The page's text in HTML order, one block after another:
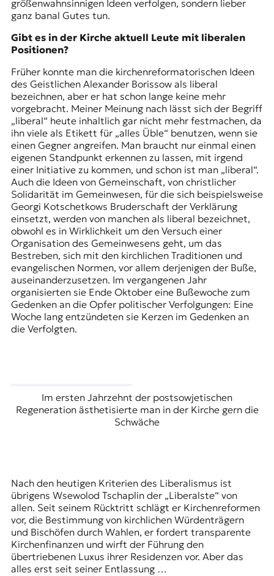
größenwahnsinnigen Ideen verfolgen, sondern lieber
ganz banal Gutes tun.
Gibt es in der Kirche aktuell Leute mit liberalen
Positionen?
Früher konnte man die kirchenreformatorischen Ideen
des Geistlichen Alexander Borissow als liberal
bezeichnen, aber er hat schon lange keine mehr
vorgebracht. Meiner Meinung nach lässt sich der Begriff
„liberal“ heute inhaltlich gar nicht mehr festmachen, da
ihn viele als Etikett für „alles Üble“ benutzen, wenn sie
einen Gegner angreifen. Man braucht nur einmal einen
eigenen Standpunkt erkennen zu lassen, mit irgend
einer Initiative zu kommen, und schon ist man „liberal“.
Auch die Ideen von Gemeinschaft, von christlicher
Solidarität im Gemeinwesen, für die sich beispielsweise
Georgi Kotschetkows Bruderschaft der Verklärung
einsetzt, werden von manchen als liberal bezeichnet,
obwohl es in Wirklichkeit um den Versuch einer
Organisation des Gemeinwesens geht, um das
Bestreben, sich mit den kirchlichen Traditionen und
evangelischen Normen, vor allem derjenigen der Buße,
auseinanderzusetzen. Im vergangenen Jahr
organisierten sie Ende Oktober eine Bußewoche zum
Gedenken an die Opfer politischer Verfolgungen: Eine
Woche lang entzündeten sie Kerzen im Gedenken an
die Verfolgten.
Im ersten Jahrzehnt der postsowjetischen
Regeneration ästhetisierte man in der Kirche gern die
Schwäche
Nach den heutigen Kriterien des Liberalismus ist
übrigens Wsewolod Tschaplin der „Liberalste“ von
allen. Seit seinem Rücktritt schlägt er Kirchenreformen
vor, die Bestimmung von kirchlichen Würdenträgern
und Bischöfen durch Wahlen, er fordert transparente
Kirchenfinanzen und wirft der Führung den
übertriebenen Luxus ihrer Residenzen vor. Aber das
alles erst seit seiner Entlassung …